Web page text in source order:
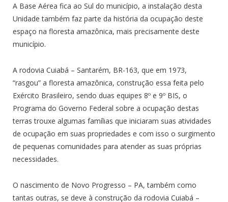
A Base Aérea fica ao Sul do município, a instalação desta
Unidade também faz parte da história da ocupação deste
espaço na floresta amazônica, mais precisamente deste
município.
A rodovia Cuiabá – Santarém, BR-163, que em 1973,
“rasgou” a floresta amazônica, construção essa feita pelo
Exército Brasileiro, sendo duas equipes 8º e 9º BIS, o
Programa do Governo Federal sobre a ocupação destas
terras trouxe algumas famílias que iniciaram suas atividades
de ocupação em suas propriedades e com isso o surgimento
de pequenas comunidades para atender as suas próprias
necessidades.
O nascimento de Novo Progresso – PA, também como
tantas outras, se deve à construção da rodovia Cuiabá –